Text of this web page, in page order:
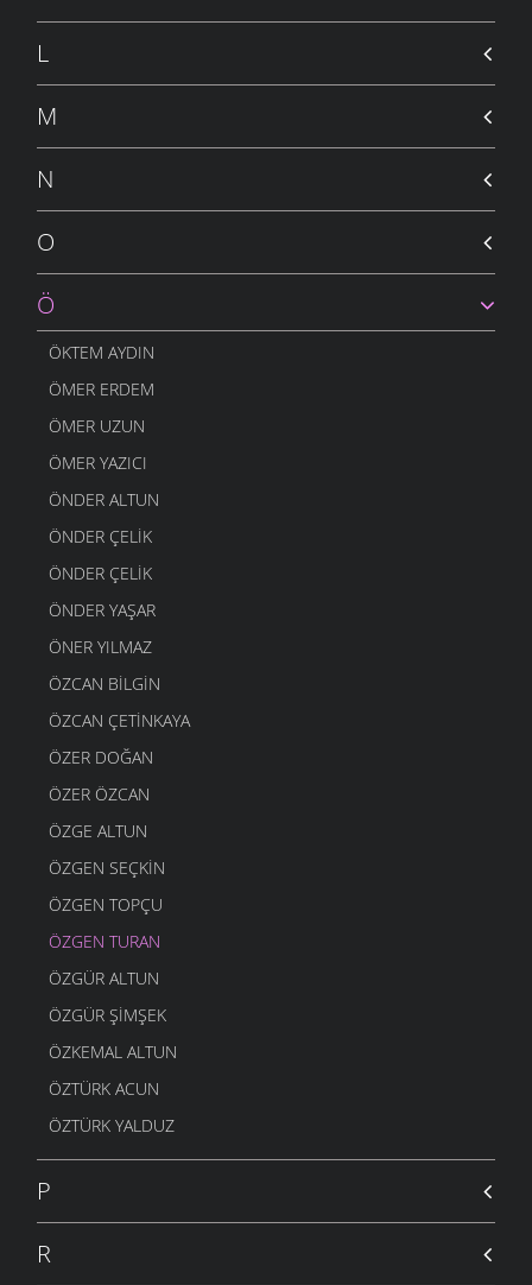
L
M
N
O
Ö
ÖKTEM AYDIN
ÖMER ERDEM
ÖMER UZUN
ÖMER YAZICI
ÖNDER ALTUN
ÖNDER ÇELIK
ÖNDER ÇELIK
ÖNDER YAŞAR
ÖNER YILMAZ
ÖZCAN BILGIN
ÖZCAN ÇETINKAYA
ÖZER DOĞAN
ÖZER ÖZCAN
ÖZGE ALTUN
ÖZGEN SEÇKIN
ÖZGEN TOPÇU
ÖZGEN TURAN
ÖZGÜR ALTUN
ÖZGÜR ŞIMŞEK
ÖZKEMAL ALTUN
ÖZTÜRK ACUN
ÖZTÜRK YALDUZ
P
R